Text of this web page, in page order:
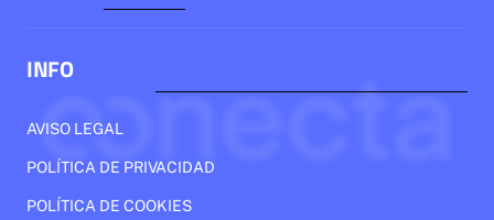
INFO
AVISO LEGAL
POLÍTICA DE PRIVACIDAD
POLÍTICA DE COOKIES